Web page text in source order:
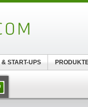
& START-UPS